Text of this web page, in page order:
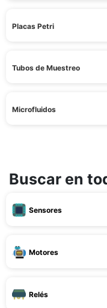
Placas Petri
Tubos de Muestreo
Microfluidos
Buscar en
Sensores
Motores
Relés